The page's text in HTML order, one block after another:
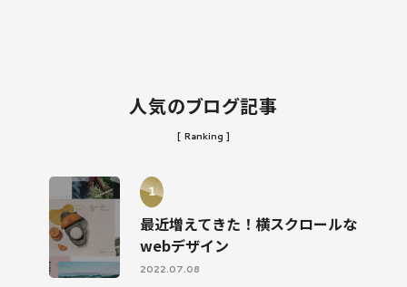
人気のブログ記事
[ Ranking ]
最近増えてきた！横スクロールな
webデザイン
2022.07.08